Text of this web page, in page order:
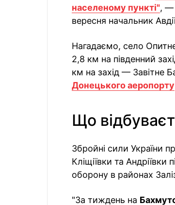
населеному пункті", —
вересня начальник
Нагадаємо, село
2,8 км на південний
км на захід — Завітне
Донецького аеропорту
Що
Збройні сили України
Кліщіївки та
оборону в районах
"За тиждень на